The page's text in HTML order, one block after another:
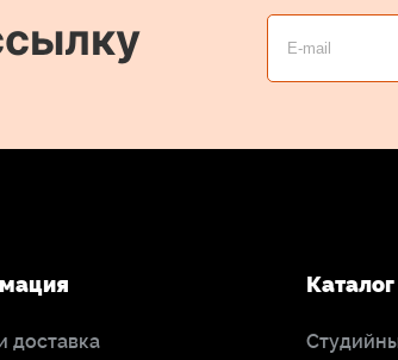
доставка
Каталог